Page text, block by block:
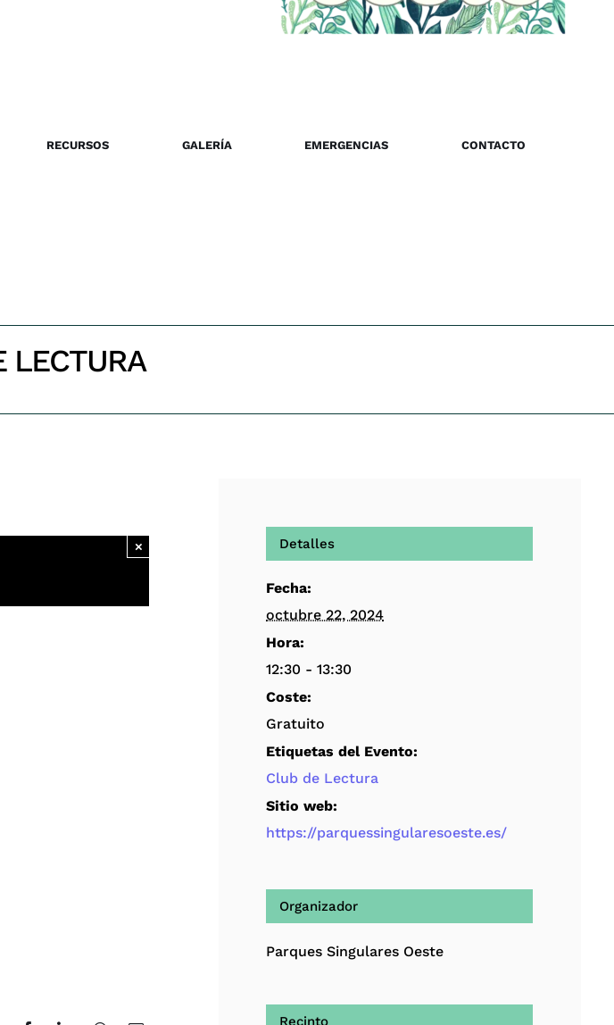
RECURSOS GALERÍA EMERGENCIAS CONTACTO
LECTURA
× Detalles
Fecha:
octubre 22, 2024
Hora:
12:30 - 13:30
Coste:
Gratuito
Etiquetas del Evento:
Club de Lectura
Sitio web:
https://parquessingularesoeste.es/
Organizador
Parques Singulares Oeste
Recinto